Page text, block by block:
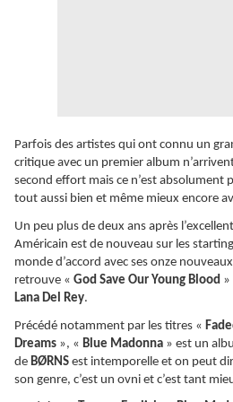
Parfois des artistes qui ont connu un
critique avec un premier album
second effort mais ce n’est absolument
tout aussi bien et même mieux encore
Un peu plus de deux ans après
Américain est de nouveau sur les
monde d’accord avec ses onze
retrouve « God Save Our Young Blood »
Lana Del Rey.
Précédé notamment par les titres «
Dreams », « Blue Madonna » est un
de BØRNS est intemporelle et on peut
son genre, c’est un ovni et c’est tant